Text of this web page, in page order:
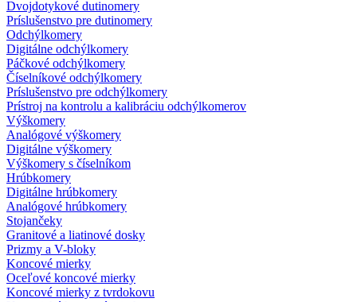
Dvojdotykové dutinomery
Príslušenstvo pre dutinomery
Odchýlkomery
Digitálne odchýlkomery
Páčkové odchýlkomery
Číselníkové odchýlkomery
Príslušenstvo pre odchýlkomery
Prístroj na kontrolu a kalibráciu odchýlkomerov
Výškomery
Analógové výškomery
Digitálne výškomery
Výškomery s číselníkom
Hrúbkomery
Digitálne hrúbkomery
Analógové hrúbkomery
Stojančeky
Granitové a liatinové dosky
Prizmy a V-bloky
Koncové mierky
Oceľové koncové mierky
Koncové mierky z tvrdokovu